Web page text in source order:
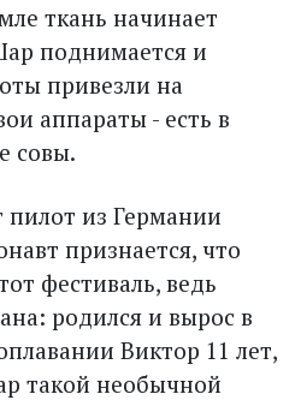
ткань начинает
поднимается и
привезли на
аппараты - есть в
совы.
пилот из Германии
признается, что
фестиваль, ведь
родился и вырос в
Виктор 11 лет,
такой необычной